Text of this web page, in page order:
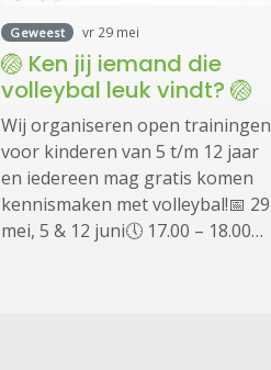
Geweest vr 29 mei
🏐 Ken jij iemand die
volleybal leuk vindt? 🏐
Wij organiseren open trainingen
voor kinderen van 5 t/m 12 jaar
en iedereen mag gratis komen
kennismaken met volleybal!📅 29
mei, 5 & 12 juni🕔 17.00 – 18.00…